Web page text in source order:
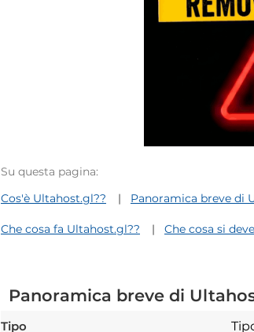
Su questa pagina:
Cos'è Ultahost.gl??
Panoramica breve di
Che cosa fa Ultahost.gl?? Che cosa si
Panoramica breve di
Tipo